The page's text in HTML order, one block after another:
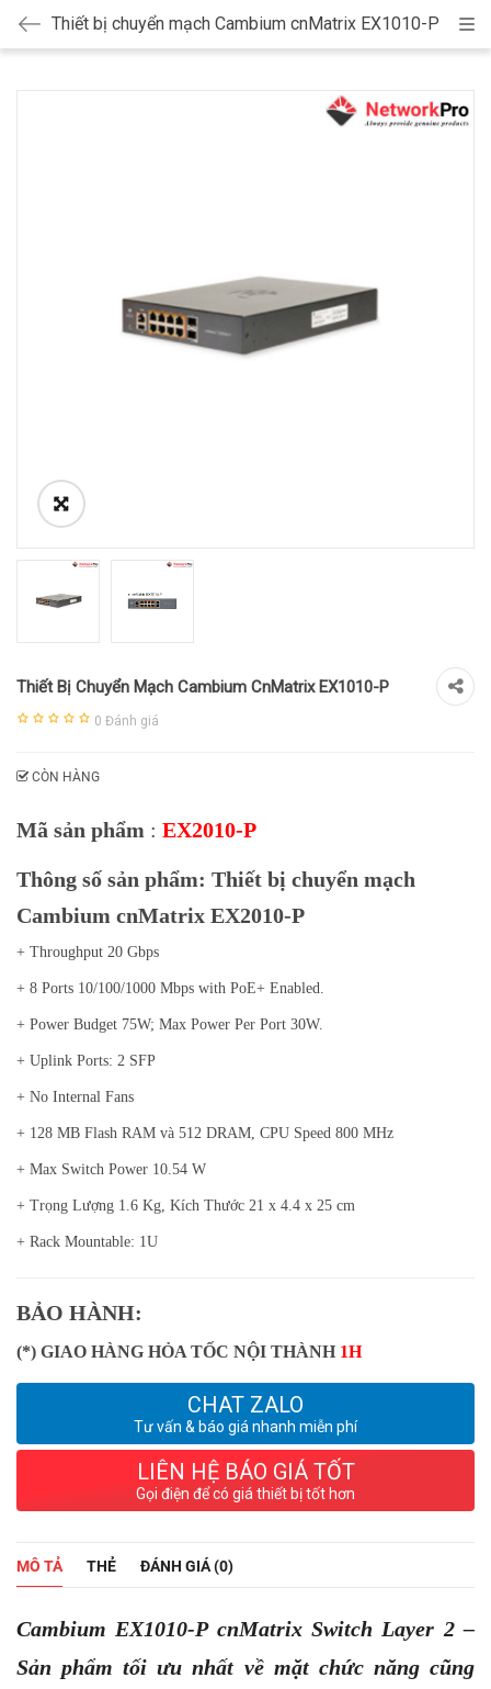
Thiết bị chuyển mạch Cambium cnMatrix EX1010-P
Thiết Bị Chuyển Mạch Cambium CnMatrix EX1010-P
0 Đánh giá
CÒN HÀNG
Mã sản phẩm : EX2010-P
Thông số sản phẩm: Thiết bị chuyển mạch
Cambium cnMatrix EX2010-P
+ Throughput 20 Gbps
+ 8 Ports 10/100/1000 Mbps with PoE+ Enabled.
+ Power Budget 75W; Max Power Per Port 30W.
+ Uplink Ports: 2 SFP
+ No Internal Fans
+ 128 MB Flash RAM và 512 DRAM, CPU Speed 800 MHz
+ Max Switch Power 10.54 W
+ Trọng Lượng 1.6 Kg, Kích Thước 21 x 4.4 x 25 cm
+ Rack Mountable: 1U
BẢO HÀNH:
(*) GIAO HÀNG HỎA TỐC NỘI THÀNH 1H
CHAT ZALO
Tư vấn & báo giá nhanh miễn phí
LIÊN HỆ BÁO GIÁ TỐT
Gọi điện để có giá thiết bị tốt hơn
MÔ TẢ THẺ ĐÁNH GIÁ (0)
Cambium EX1010-P cnMatrix Switch Layer 2 –
Sản phẩm tối ưu nhất về mặt chức năng cũng